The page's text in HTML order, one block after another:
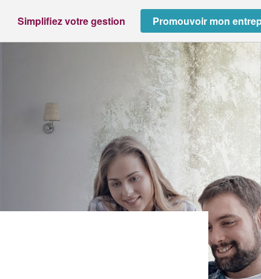
Simplifiez votre gestion Promouvoir mon